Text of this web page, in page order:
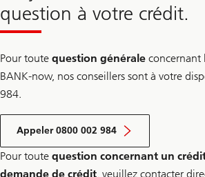
question à votre crédit.
Pour toute question générale concernant
BANK-now, nos conseillers sont à votre
984.
Appeler 0800 002 984
Pour toute question concernant un
demande de crédit, veuillez contacter